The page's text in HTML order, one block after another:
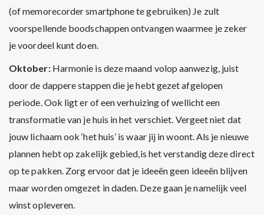
(of memorecorder smartphone te gebruiken) Je zult
voorspellende boodschappen ontvangen waarmee je zeker
je voordeel kunt doen.
Oktober: Harmonie is deze maand volop aanwezig, juist
door de dappere stappen die je hebt gezet afgelopen
periode. Ook ligt er of een verhuizing of wellicht een
transformatie van je huis in het verschiet. Vergeet niet dat
jouw lichaam ook ‘het huis’ is waar jij in woont. Als je nieuwe
plannen hebt op zakelijk gebied,is het verstandig deze direct
op te pakken. Zorg ervoor dat je ideeën geen ideeën blijven
maar worden omgezet in daden. Deze gaan je namelijk veel
winst opleveren.